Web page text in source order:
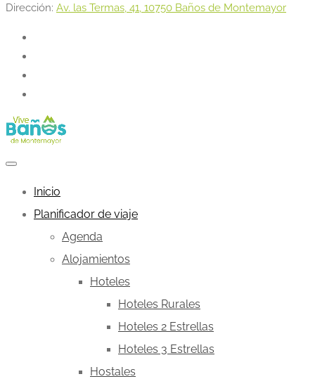
Dirección: Av. las Termas, 41, 10750 Baños de Montemayor
Inicio
Planificador de viaje
Agenda
Alojamientos
Hoteles
Hoteles Rurales
Hoteles 2 Estrellas
Hoteles 3 Estrellas
Hostales